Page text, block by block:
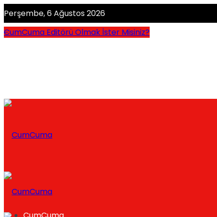
Perşembe, 6 Ağustos 2026
CumCuma Editörü Olmak İster Misiniz?